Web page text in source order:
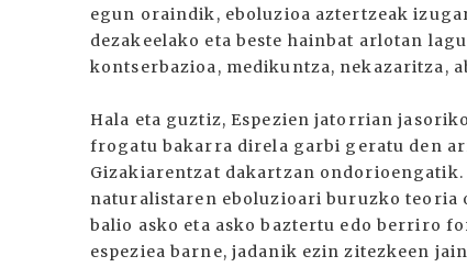
egun oraindik, eboluzioa aztertzeak
dezakeelako eta beste hainbat arlotan
kontserbazioa, medikuntza, nekazaritza,
Hala eta guztiz, Espezien jatorrian
frogatu bakarra direla garbi geratu den
Gizakiarentzat dakartzan
naturalistaren eboluzioari buruzko teoria
balio asko eta asko baztertu edo berriro
espeziea barne, jadanik ezin zitezkeen